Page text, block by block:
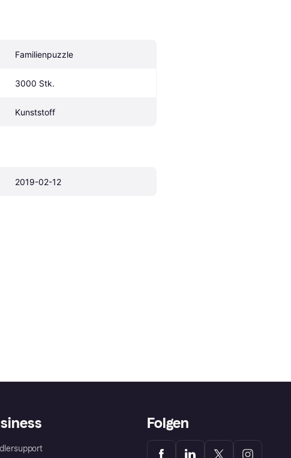
Familienpuzzle
3000 Stk.
Kunststoff
2019-02-12
Folgen